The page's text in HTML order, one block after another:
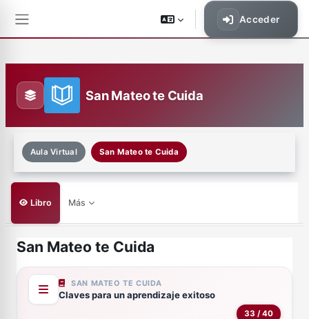
Acceder
San Mateo te Cuida
Aula Virtual San Mateo te Cuida
Libro Más
San Mateo te Cuida
Requisitos de finalización
SAN MATEO TE CUIDA
Claves para un aprendizaje exitoso
33 / 40